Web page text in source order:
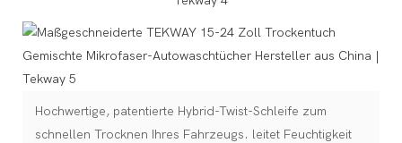
Hochwertige, patentierte Hybrid-Twist-Schleife zum
schnellen Trocknen Ihres Fahrzeugs. leitet Feuchtigkeit